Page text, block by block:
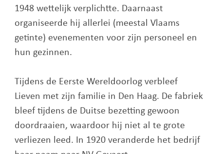
1948 wettelijk verplichtte. Daarnaast
organiseerde hij allerlei (meestal Vlaams
getinte) evenementen voor zijn personeel en
hun gezinnen.
Tijdens de Eerste Wereldoorlog verbleef
Lieven met zijn familie in Den Haag. De fabriek
bleef tijdens de Duitse bezetting gewoon
doordraaien, waardoor hij niet al te grote
verliezen leed. In 1920 veranderde het bedrijf